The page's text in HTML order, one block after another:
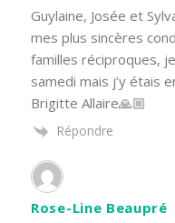
Guylaine, Josée et
mes plus sincères
familles réciproques,
samedi mais j’y étais
Brigitte Allaire🙏🏼
Répondre
Rose-Line Beaupré